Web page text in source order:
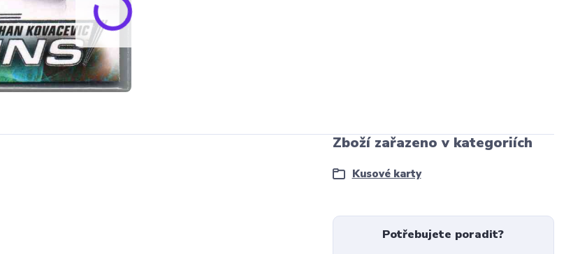
Zboží zařazeno v kategoriích
Kusové karty
Potřebujete poradit?